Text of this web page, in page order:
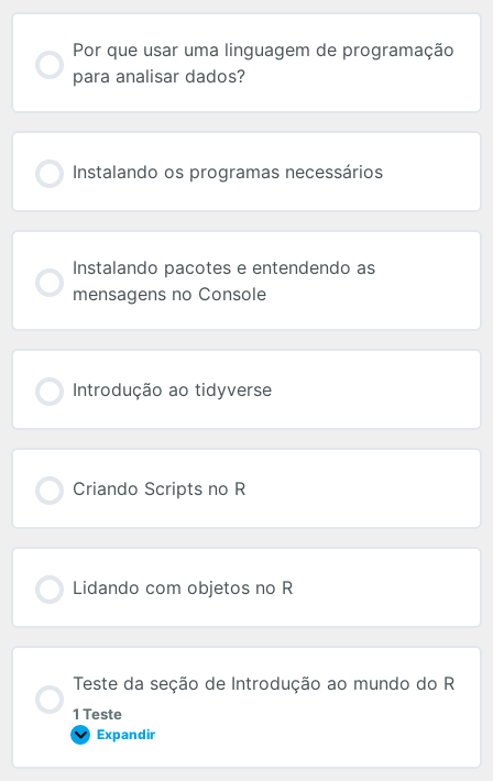
Por que usar uma linguagem de programação
para analisar dados?
Instalando os programas necessários
Instalando pacotes e entendendo as
mensagens no Console
Introdução ao tidyverse
Criando Scripts no R
Lidando com objetos no R
Teste da seção de Introdução ao mundo do R
1 Teste
Expandir